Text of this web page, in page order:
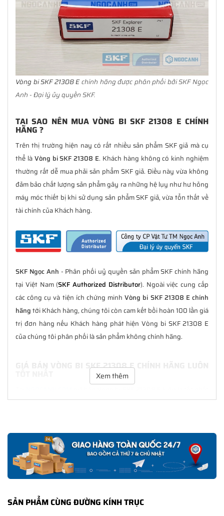
Vòng bi SKF 21308 Echính hãng được phân phối bởi SKF Ngọc
Anh - Đại lý ủy quyền SKF.
TẠI SAO NÊN MUA VÒNG BI SKF 21308 E CHÍNH
HÃNG ?
Trên thị trường hiện nay có rất nhiều sản phẩm SKF giả mà cụ
thể làVòng bi SKF 21308 E. Khách hàng không có kinh nghiệm
thường rất dễ mua phải sản phẩm SKF giả. Điều này vừa không
đảm bảo chất lượng sản phẩm gây ra những hệ lụy như hư hỏng
máy móc thiết bị khi sử dụng sản phẩm SKF giả, vừa tổn thất về
tài chính của Khách hàng.
SKF Ngọc Anh - Phân phối uỷ quyền sản phẩm SKF chính hãng
tại Việt Nam (SKF Authorized Distributor). Ngoài việc cung cấp
các công cụ và tiện ích chứng minhVòng bi SKF 21308 E chính
hãngtới Khách hàng, chúng tôi còn cam kết bồi hoàn 100 lần giá
trị đơn hàng nếu Khách hàng phát hiện Vòng bi SKF 21308 E
của chúng tôi phân phối là sản phẩm không chính hãng.
GIÁ BÁN VÒNG BI SKF 21308 E CHÍNH HÃNG LUÔN
với nhiều ưu đãi kèm theo và các dịch vụ hẫu mãi sau bán hàng.
CHẾ ĐỘ BẢO HÀNH VÒNG BI SKF 21308 E CHÍNH
HÃNG
Tất cả các sản phẩm SKF chính hãng doSKF Ngọc Anhphân
phối đều được bảo hành chính hãng theo đúng tiêu chuẩn bảo
hành của nhà sản xuất.
Xem thêm
SẢN PHẨM CÙNG ĐƯỜNG KÍNH TRỤC